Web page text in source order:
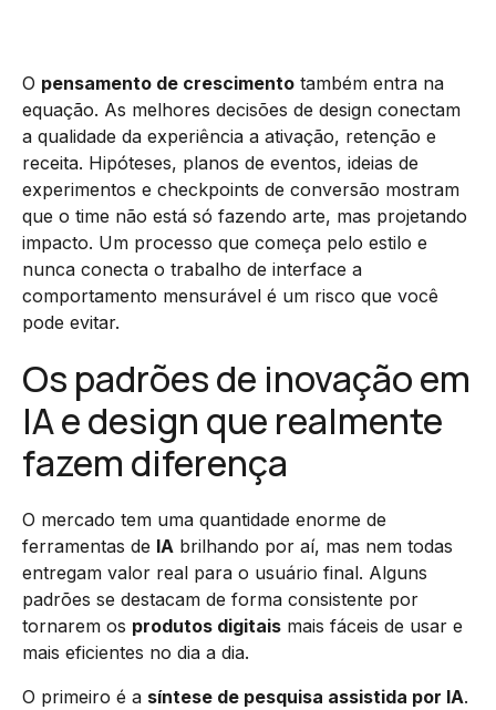
O pensamento de crescimento também entra na
equação. As melhores decisões de design conectam
a qualidade da experiência a ativação, retenção e
receita. Hipóteses, planos de eventos, ideias de
experimentos e checkpoints de conversão mostram
que o time não está só fazendo arte, mas projetando
impacto. Um processo que começa pelo estilo e
nunca conecta o trabalho de interface a
comportamento mensurável é um risco que você
pode evitar.
Os padrões de inovação em
IA e design que realmente
fazem diferença
O mercado tem uma quantidade enorme de
ferramentas de IA brilhando por aí, mas nem todas
entregam valor real para o usuário final. Alguns
padrões se destacam de forma consistente por
tornarem os produtos digitais mais fáceis de usar e
mais eficientes no dia a dia.
O primeiro é a síntese de pesquisa assistida por IA.